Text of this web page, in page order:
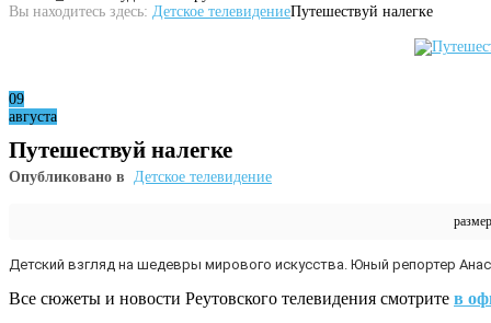
Вы находитесь здесь: Детское телевидениеПутешествуй налегке
09
августа
Путешествуй налегке
Опубликовано в Детское телевидение
Детский взгляд на шедевры мирового искусства. Юный репортер
Все сюжеты и новости Реутовского телевидения смотрите в